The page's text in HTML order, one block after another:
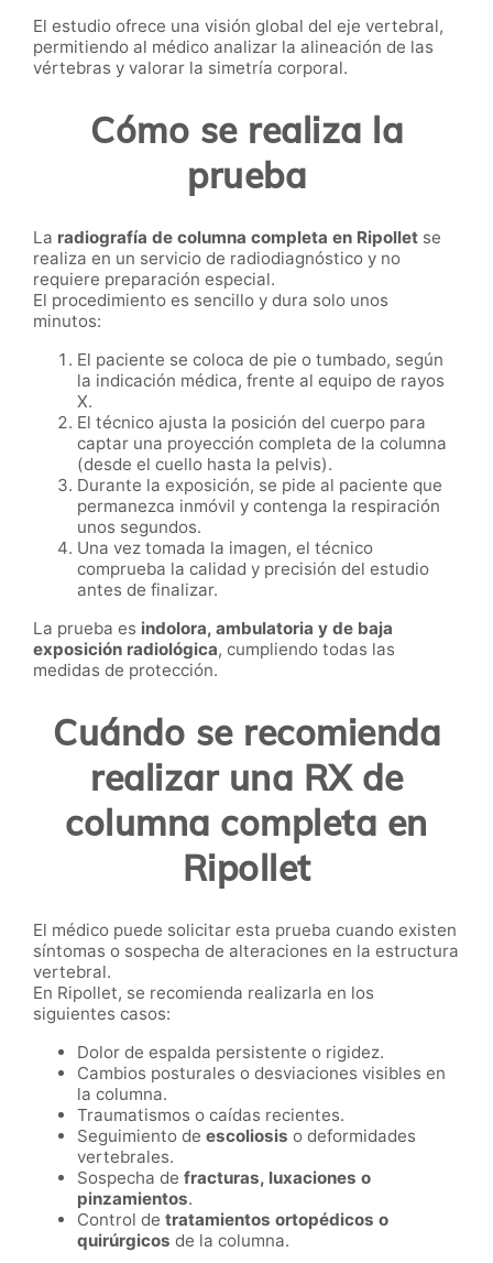
El estudio ofrece una visión global del eje vertebral,
permitiendo al médico analizar la alineación de las
vértebras y valorar la simetría corporal.
Cómo se realiza la
prueba
La radiografía de columna completa en Ripollet se
realiza en un servicio de radiodiagnóstico y no
requiere preparación especial.
El procedimiento es sencillo y dura solo unos
minutos:
El paciente se coloca de pie o tumbado, según
la indicación médica, frente al equipo de rayos
X.
El técnico ajusta la posición del cuerpo para
captar una proyección completa de la columna
(desde el cuello hasta la pelvis).
Durante la exposición, se pide al paciente que
permanezca inmóvil y contenga la respiración
unos segundos.
Una vez tomada la imagen, el técnico
comprueba la calidad y precisión del estudio
antes de finalizar.
La prueba es indolora, ambulatoria y de baja
exposición radiológica, cumpliendo todas las
medidas de protección.
Cuándo se recomienda
realizar una RX de
columna completa en
Ripollet
El médico puede solicitar esta prueba cuando existen
síntomas o sospecha de alteraciones en la estructura
vertebral.
En Ripollet, se recomienda realizarla en los
siguientes casos:
Dolor de espalda persistente o rigidez.
Cambios posturales o desviaciones visibles en
la columna.
Traumatismos o caídas recientes.
Seguimiento de escoliosis o deformidades
vertebrales.
Sospecha de fracturas, luxaciones o
pinzamientos.
Control de tratamientos ortopédicos o
quirúrgicos de la columna.